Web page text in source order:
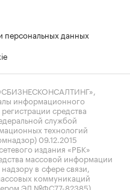
персональных данных
информационного
средства
службой
технологий
09.12.2015
издания «РБК»
массовой информации
в сфере связи,
коммуникаций
ЭЛ №ФС77-82385)